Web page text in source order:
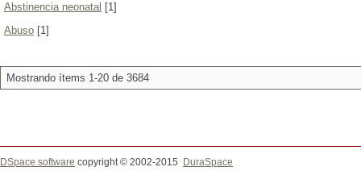
Abstinencia neonatal [1]
Abuso [1]
Mostrando ítems 1-20 de 3684
DSpace software copyright © 2002-2015
DuraSpace